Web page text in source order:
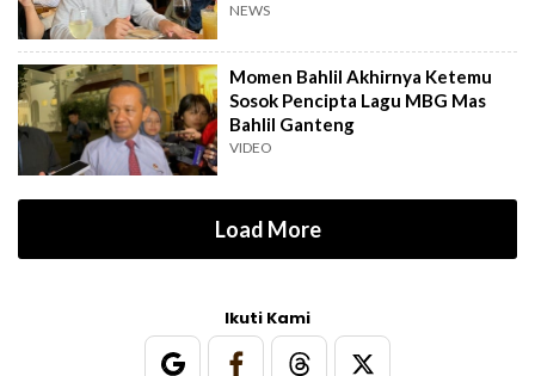
NEWS
Momen Bahlil Akhirnya Ketemu
Sosok Pencipta Lagu MBG Mas
Bahlil Ganteng
VIDEO
Load More
Ikuti Kami